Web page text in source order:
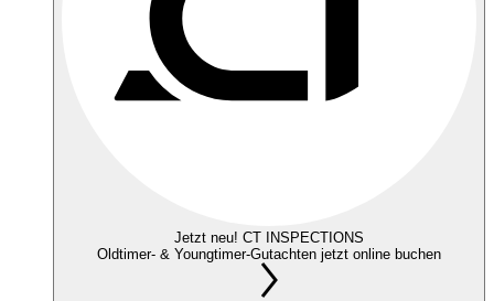
Jetzt neu! CT INSPECTIONS
Oldtimer- & Youngtimer-Gutachten jetzt online buchen